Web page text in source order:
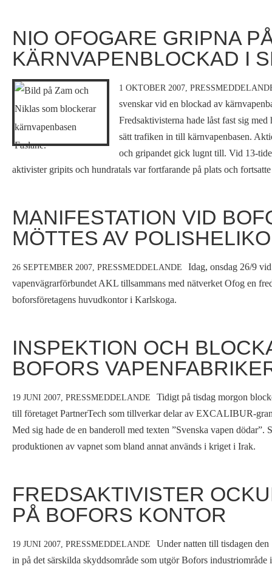
NIO OFOGARE GRIPNA
KÄRNVAPENBLOCKAD I
1 OKTOBER 2007,
svenskar vid en blockad av
Fredsaktivisterna hade låst fast sig
sätt trafiken in till kärnvapenbasen.
och gripandet gick lugnt till. Vid 13-
aktivister gripits och hundratals var fortfarande på plats och
MANIFESTATION VID
MÖTTES AV
26 SEPTEMBER 2007, PRESSMEDDELANDE
Idag, onsdag 26/9
vapenvägrarförbundet AKL tillsammans med nätverket Ofog en
boforsföretagens huvudkontor i Karlskoga.
INSPEKTION OCH
BOFORS
19 JUNI 2007, PRESSMEDDELANDE
Tidigt på tisdag morgon
till företaget PartnerTech som tillverkar delar av EXCALIBUR-
Med sig hade de en banderoll med texten ”Svenska vapen dödar”.
produktionen av vapnet som bland annat används i kriget i Irak.
FREDSAKTIVISTER
PÅ BOFORS KONTOR
19 JUNI 2007, PRESSMEDDELANDE
Under natten till tisdagen
in på det särskilda skyddsområde som utgör Bofors